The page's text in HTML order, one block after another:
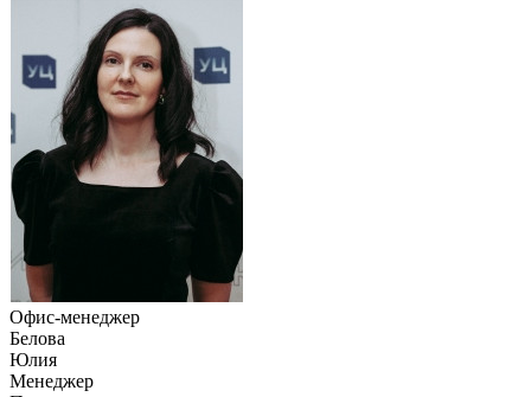
Офис-менеджер
Белова
Юлия
Менеджер